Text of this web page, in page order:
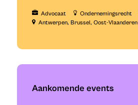
Advocaat Ondernemingsrecht
Antwerpen Brussel Oost-Vlaanderen
Aankomende events